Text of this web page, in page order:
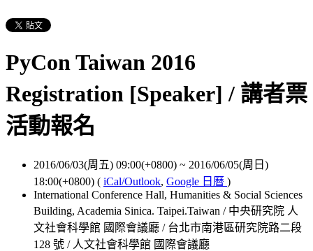
PyCon Taiwan 2016
Registration [Speaker] / 講者票
活動報名
2016/06/03(周五) 09:00(+0800) ~ 2016/06/05(周日)
18:00(+0800) ( iCal/Outlook, Google 日曆 )
International Conference Hall, Humanities & Social Sciences
Building, Academia Sinica. Taipei.Taiwan / 中央研究院 人
文社會科學館 國際會議廳 / 台北市南港區研究院路二段
128 號 / 人文社會科學館 國際會議廳